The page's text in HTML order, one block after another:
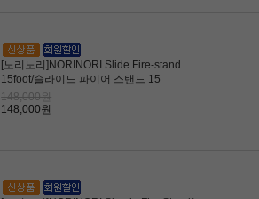
[노리노리]NORINORI Slide Fire-stand
15foot/슬라이드 파이어 스탠드 15
148,000원
148,000원